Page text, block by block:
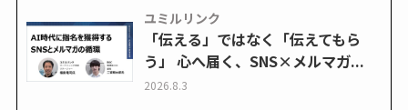
ユミルリンク
「伝える」ではなく「伝えてもら
う」 心へ届く、SNS×メルマガ...
2026.8.3